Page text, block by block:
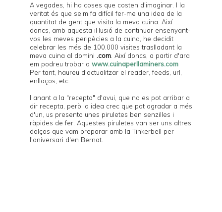
A vegades, hi ha coses que costen d'imaginar. I la
veritat és que se'm fa difícil fer-me una idea de la
quantitat de gent que visita la meva cuina. Així
doncs, amb aquesta il·lusió de continuar ensenyant-
vos les meves peripècies a la cuina, he decidit
celebrar les més de 100.000 visites traslladant la
meva cuina al domini .com . Així doncs, a partir d'ara
em podreu trobar a www.cuinaperllaminers.com
Per tant, haureu d'actualitzar el reader, feeds, url,
enllaços, etc.
I anant a la "recepta" d'avui, que no es pot arribar a
dir recepta, però la idea crec que pot agradar a més
d'un, us presento unes piruletes ben senzilles i
ràpides de fer. Aquestes piruletes van ser uns altres
dolços que vam preparar amb laTinkerbell per
l'aniversari d'en Bernat